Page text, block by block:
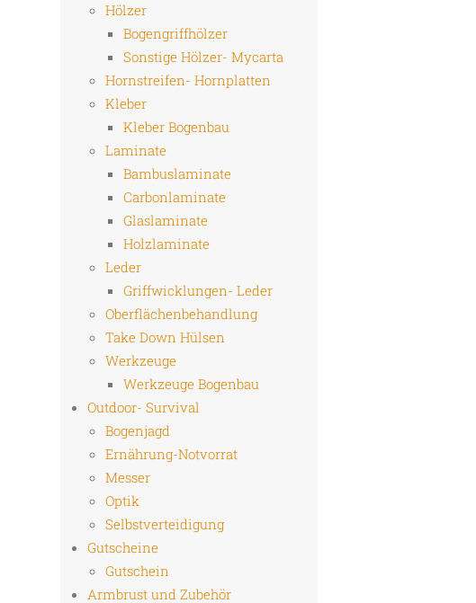
Hölzer
Bogengriffhölzer
Sonstige Hölzer- Mycarta
Hornstreifen- Hornplatten
Kleber
Kleber Bogenbau
Laminate
Bambuslaminate
Carbonlaminate
Glaslaminate
Holzlaminate
Leder
Griffwicklungen- Leder
Oberflächenbehandlung
Take Down Hülsen
Werkzeuge
Werkzeuge Bogenbau
Outdoor- Survival
Bogenjagd
Ernährung-Notvorrat
Messer
Optik
Selbstverteidigung
Gutscheine
Gutschein
Armbrust und Zubehör